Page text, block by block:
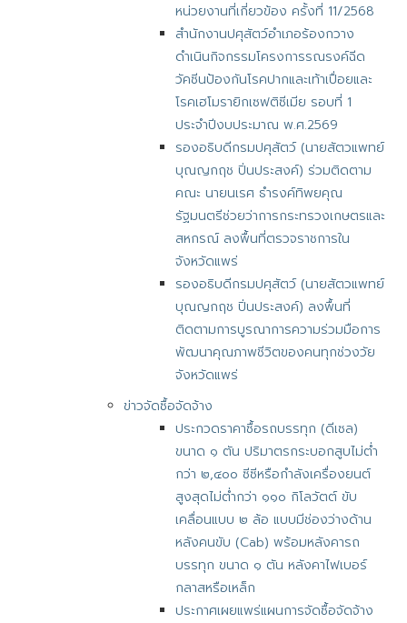
หน่วยงานที่เกี่ยวข้อง ครั้งที่ 11/2568
สำนักงานปศุสัตว์อำเภอร้องกวาง
ดำเนินกิจกรรมโครงการรณรงค์ฉีด
วัคซีนป้องกันโรคปากและเท้าเปื่อยและ
โรคเฮโมรายิกเซฟติซีเมีย รอบที่ 1
ประจำปีงบประมาณ พ.ศ.2569
รองอธิบดีกรมปศุสัตว์ (นายสัตวแพทย์
บุณญกฤช ปิ่นประสงค์) ร่วมติดตาม
คณะ นายนเรศ ธำรงค์ทิพยคุณ
รัฐมนตรีช่วยว่าการกระทรวงเกษตรและ
สหกรณ์ ลงพื้นที่ตรวจราชการใน
จังหวัดแพร่
รองอธิบดีกรมปศุสัตว์ (นายสัตวแพทย์
บุณญกฤช ปิ่นประสงค์) ลงพื้นที่
ติดตามการบูรณาการความร่วมมือการ
พัฒนาคุณภาพชีวิตของคนทุกช่วงวัย
จังหวัดแพร่
ข่าวจัดซื้อจัดจ้าง
ประกวดราคาซื้อรถบรรทุก (ดีเซล)
ขนาด ๑ ตัน ปริมาตรกระบอกสูบไม่ต่ำ
กว่า ๒,๔๐๐ ซีซีหรือกำลังเครื่องยนต์
สูงสุดไม่ต่ำกว่า ๑๑๐ กิโลวัตต์ ขับ
เคลื่อนแบบ ๒ ล้อ แบบมีช่องว่างด้าน
หลังคนขับ (Cab) พร้อมหลังคารถ
บรรทุก ขนาด ๑ ตัน หลังคาไฟเบอร์
กลาสหรือเหล็ก
ประกาศเผยแพร่แผนการจัดซื้อจัดจ้าง